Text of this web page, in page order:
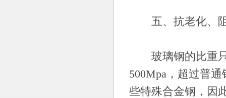
五、抗老化、
玻璃钢的比重只
500Mpa，超过普
些特殊合金钢，因